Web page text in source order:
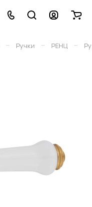
– Ручки – РЕНЦ –